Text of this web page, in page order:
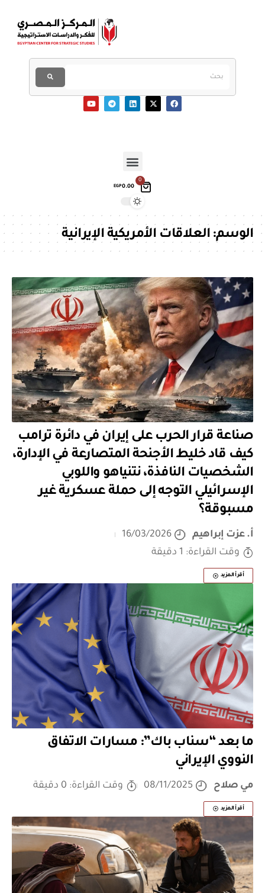
0
EGP0.00
الوسم:العلاقات الأمريكية الإيرانية
صناعة قرار الحرب على إيران في دائرة ترامب
كيف قاد خليط الأجنحة المتصارعة في الإدارة،
الشخصيات النافذة، نتنياهو واللوبي
الإسرائيلي التوجه إلى حملة عسكرية غير
مسبوقة؟
أ. عزت إبراهيم
16/03/2026
وقت القراءة: 1 دقيقة
أقرأ المزيد
ما بعد “سناب باك”: مسارات الاتفاق
النووي الإيراني
مي صلاح 08/11/2025 وقت القراءة: 0 دقيقة
أقرأ المزيد